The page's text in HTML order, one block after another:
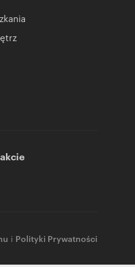
i Polityki Prywatności